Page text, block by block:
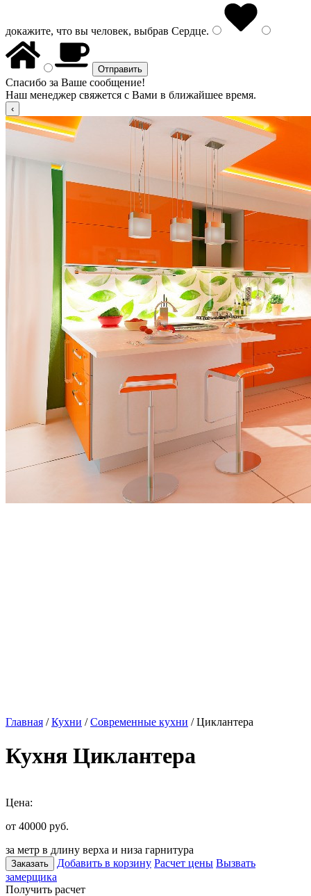
докажите, что вы человек, выбрав Сердце.
Спасибо за Ваше сообщение!
Наш менеджер свяжется с Вами в ближайшее время.
Главная /Кухни /Современные кухни / Циклантера
Кухня Циклантера
Цена:
от 40000 руб.
за метр в длину верха и низа гарнитура
Заказать Добавить в корзину Расчет цены Вызвать
замерщика
Получить расчет